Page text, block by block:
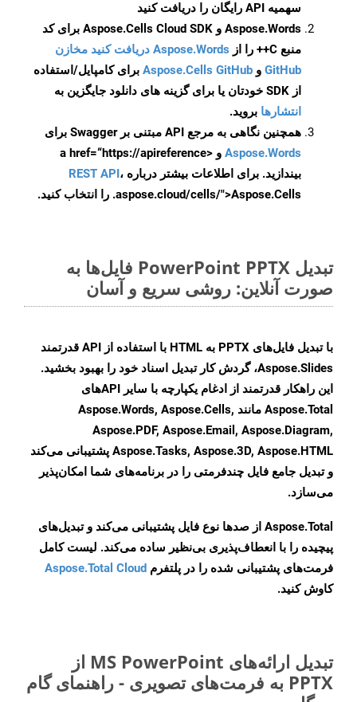
سهمیه API رایگان را دریافت کنید
Aspose.Words و Aspose.Cells Cloud SDK برای کد
منبع C++ را از
Aspose.Words دریافت کنید مخازن
GitHub و Aspose.Cells GitHub برای کامپایل/استفاده
از SDK خودتان یا برای گزینه های دانلود جایگزین به
انتشارها بروید.
همچنین نگاهی به مرجع API مبتنی بر Swagger برای
Aspose.Words
و <a href=“https://apireference
بیندازید. برای اطلاعات بیشتر درباره REST API،
.aspose.cloud/cells/">Aspose.Cells را انتخاب کنید.
تبدیل PowerPoint PPTX فایل‌ها به
صورت آنلاین: روشی سریع و آسان
با تبدیل فایل‌های PPTX به HTML با استفاده از API قدرتمند
Aspose.Slides، گردش کار تبدیل اسناد خود را بهبود بخشید.
این راهکار قدرتمند از ادغام یکپارچه با سایر APIهای
Aspose.Total مانند Aspose.Words, Aspose.Cells,
Aspose.PDF, Aspose.Email, Aspose.Diagram,
Aspose.Tasks, Aspose.3D, Aspose.HTML پشتیبانی می‌کند
و تبدیل جامع فایل چندفرمتی را در برنامه‌های شما امکان‌پذیر
می‌سازد.
Aspose.Total از صدها نوع فایل پشتیبانی می‌کند و تبدیل‌های
پیچیده را با انعطاف‌پذیری بی‌نظیر ساده می‌کند. لیست کامل
فرمت‌های پشتیبانی شده را در پلتفرم Aspose.Total Cloud
کاوش کنید.
تبدیل ارائه‌های MS PowerPoint از
PPTX به فرمت‌های تصویری - راهنمای گام